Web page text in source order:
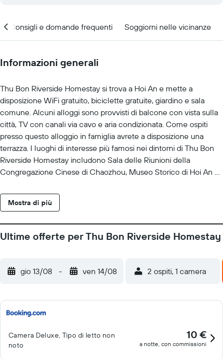
Consigli e domande frequenti Soggiorni nelle vicinanze
Informazioni generali
Thu Bon Riverside Homestay si trova a Hoi An e mette a
disposizione WiFi gratuito, biciclette gratuite, giardino e sala
comune. Alcuni alloggi sono provvisti di balcone con vista sulla
città, TV con canali via cavo e aria condizionata. Come ospiti
presso questo alloggio in famiglia avrete a disposizione una
terrazza. I luoghi di interesse più famosi nei dintorni di Thu Bon
Riverside Homestay includono Sala delle Riunioni della
Congregazione Cinese di Chaozhou, Museo Storico di Hoi An e
Nang si trova a 31 km di distanza, e la struttura offre una navetta
aeroportuale a pagamento.
Mostra di più
Ultime offerte per Thu Bon Riverside Homestay
gio 13/08 - ven 14/08 2 ospiti, 1 camera
Camera Deluxe, Tipo di letto non
noto
10 €
a notte, con commissioni